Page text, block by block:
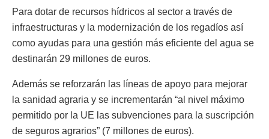
Para dotar de recursos hídricos al sector a través de
infraestructuras y la modernización de los regadíos así
como ayudas para una gestión más eficiente del agua se
destinarán 29 millones de euros.
Además se reforzarán las líneas de apoyo para mejorar
la sanidad agraria y se incrementarán “al nivel máximo
permitido por la UE las subvenciones para la suscripción
de seguros agrarios” (7 millones de euros).